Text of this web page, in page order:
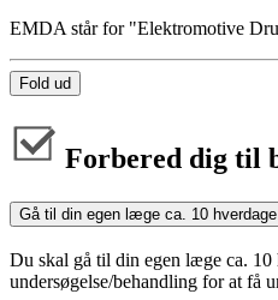
EMDA står for "Elektromotive
Fold ud
Forbered dig til
Gå til din egen læge ca. 10
Du skal gå til din egen læge ca. 10
undersøgelse/behandling for at få